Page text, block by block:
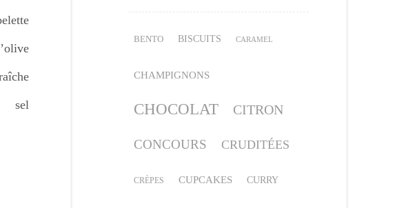
sel
BENTO BISCUITS CARAMEL
CHAMPIGNONS
CHOCOLAT CITRON
CONCOURS CRUDITÉES
CRÈPES CUPCAKES CURRY